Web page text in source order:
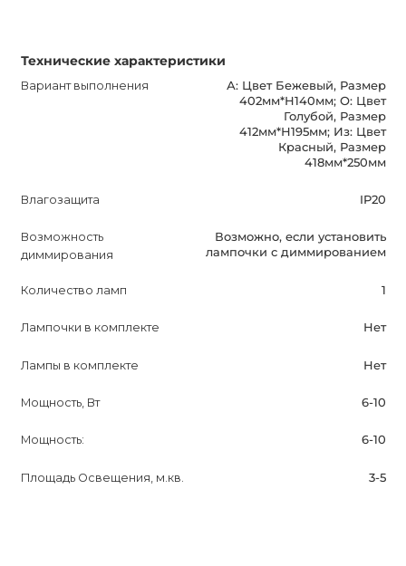
Технические характеристики
Вариант выполнения
А: Цвет Бежевый, Размер
402мм*Н140мм; О: Цвет
Голубой, Размер
412мм*Н195мм; Из: Цвет
Красный, Размер
418мм*250мм
Влагозащита IP20
Возможность
диммирования
Возможно, если установить
лампочки с диммированием
Количество ламп 1
Лампочки в комплекте Нет
Лампы в комплекте Нет
Мощность, Вт 6-10
Мощность: 6-10
Площадь Освещения, м.кв. 3-5